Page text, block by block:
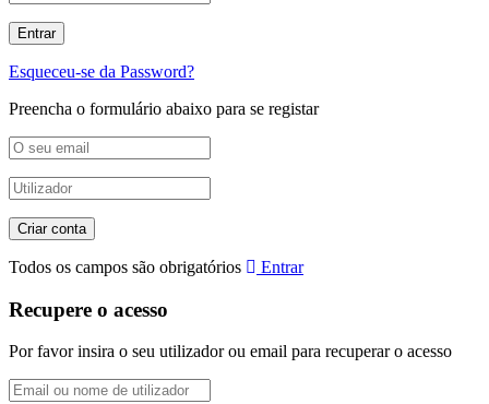
Esqueceu-se da Password?
Preencha o formulário abaixo para se registar
Todos os campos são obrigatórios Entrar
Recupere o acesso
Por favor insira o seu utilizador ou email para recuperar o acesso